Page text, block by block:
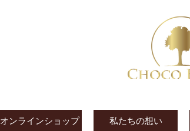
オンラインショップ 私たちの想い